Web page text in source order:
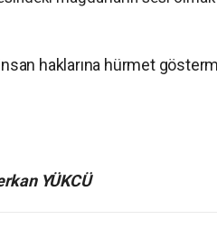
haklarına hürmet
YÜKCÜ